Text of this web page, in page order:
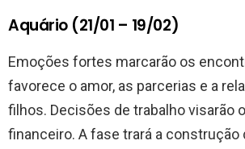
Aquário (21/01 – 19/02)
Emoções fortes marcarão os
favorece o amor, as parcerias e a
filhos. Decisões de trabalho visarão
financeiro. A fase trará a construção